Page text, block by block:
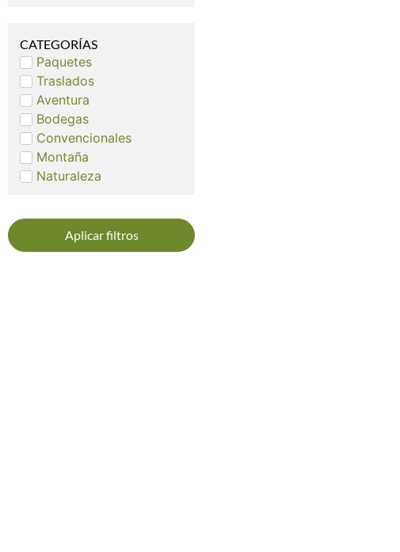
CATEGORÍAS
Paquetes
Traslados
Aventura
Bodegas
Convencionales
Montaña
Naturaleza
Aplicar filtros